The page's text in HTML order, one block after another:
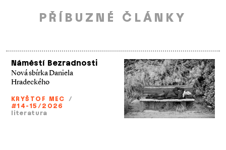
PŘÍBUZNÉ ČLÁNKY
Náměstí Bezradnosti
Nová sbírka Daniela
Hradeckého
KRYŠTOF MEC /
#14-15/2026
literatura